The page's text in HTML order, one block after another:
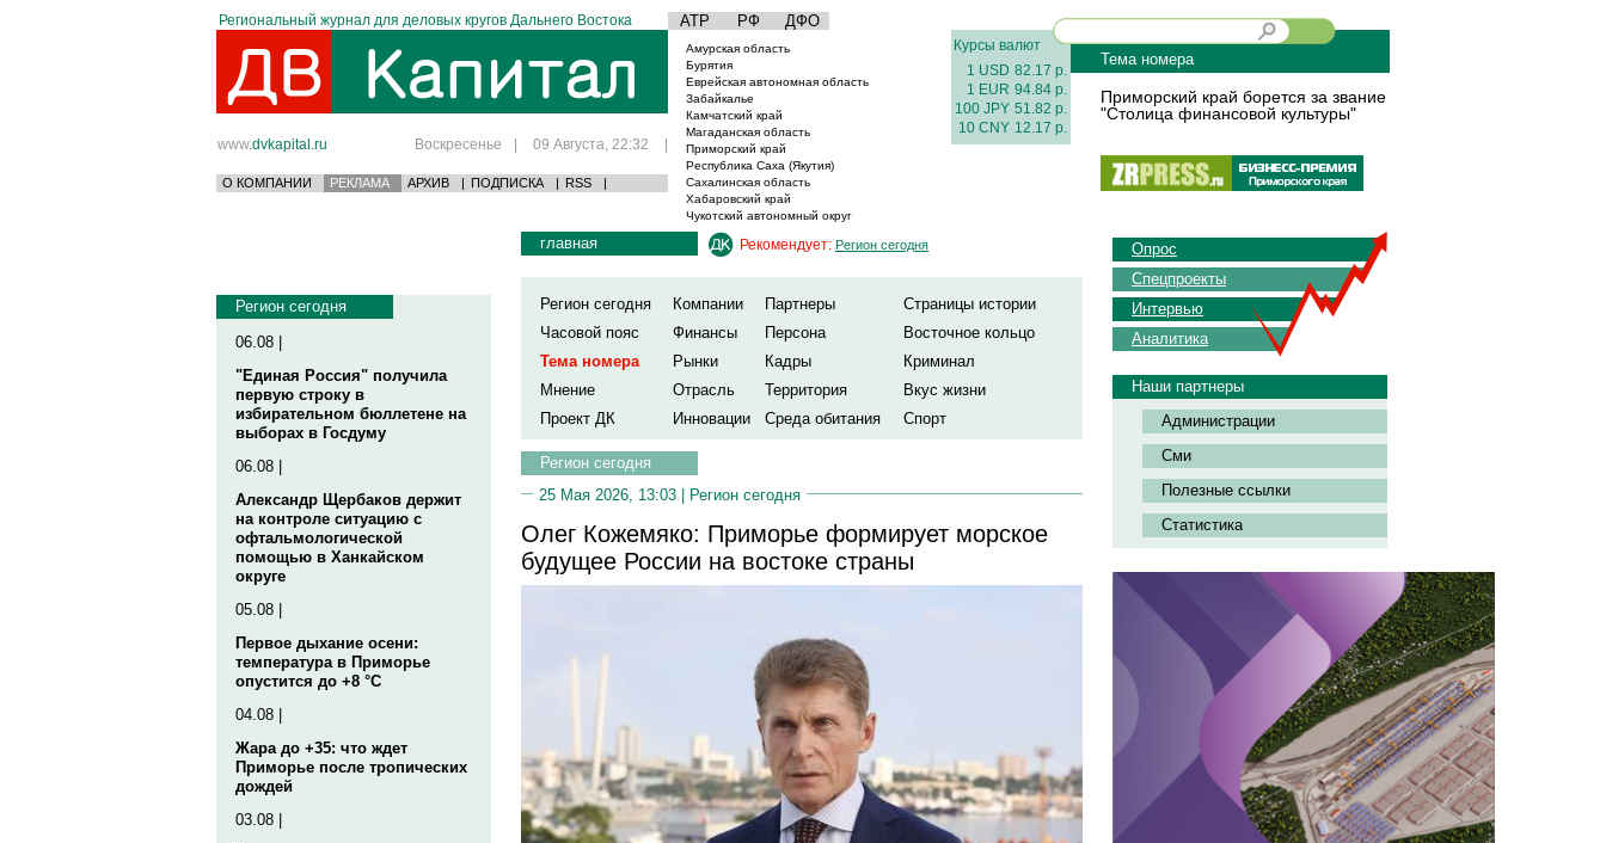
Региональный журнал для деловых кругов Дальнего Востока АТР РФ ДФО
www.dvkapital.ru Воскресенье | 09 Августа, 22:32 |
О КОМПАНИИ РЕКЛАМА АРХИВ | ПОДПИСКА | RSS |
Амурская область
Бурятия
Еврейская автономная область
Забайкалье
Камчатский край
Магаданская область
Приморский край
Республика Саха (Якутия)
Сахалинская область
Хабаровский край
Чукотский автономный округ
Курсы валют
1 USD 82.17 р.
1 EUR 94.84 р.
100 JPY 51.82 р.
10 CNY 12.17 р.
Тема номера
Приморский край борется за звание
"Столица финансовой культуры"
Регион сегодня
06.08 |
"Единая Россия" получила
первую строку в
избирательном бюллетене на
выборах в Госдуму
06.08 |
Александр Щербаков держит
на контроле ситуацию с
офтальмологической
помощью в Ханкайском
округе
05.08 |
Первое дыхание осени:
температура в Приморье
опустится до +8 °C
04.08 |
Жара до +35: что ждет
Приморье после тропических
дождей
03.08 |
главная Рекомендует: Регион сегодня
Регион сегодня Компании Партнеры
Страницы истории
Часовой пояс
Финансы Персона
Восточное кольцо
Тема номера
Рынки Кадры
Криминал
Мнение
Отрасль Территория
Вкус жизни
Проект ДК
Инновации Среда обитания Спорт
Регион сегодня
25 Мая 2026, 13:03 | Регион сегодня
Олег Кожемяко: Приморье формирует морское
будущее России на востоке страны
Опрос
Спецпроекты
Интервью
Аналитика
Наши партнеры
Администрации
Сми
Полезные ссылки
Статистика